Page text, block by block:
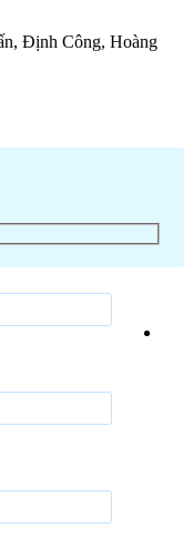
Định Công, Hoàng